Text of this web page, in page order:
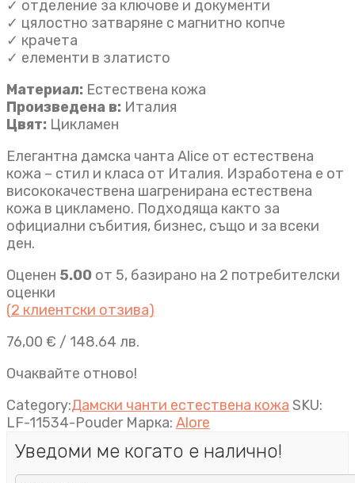
✓ отделение за ключове и документи
✓ цялостно затваряне с магнитно копче
✓ крачета
✓ елементи в златисто
Материал: Естествена кожа
Произведена в: Италия
Цвят: Цикламен
Елегантна дамска чанта Alice от естествена
кожа – стил и класа от Италия. Изработена е от
висококачествена шагренирана естествена
кожа в цикламено. Подходяща както за
официални събития, бизнес, също и за всеки
ден.
Оценен 5.00 от 5, базирано на 2 потребителски
оценки
(2 клиентски отзива)
76,00 € / 148.64 лв.
Очаквайте отново!
Category:Дамски чанти естествена кожа SKU:
LF-11534-Pouder Марка: Alore
Уведоми ме когато е налично!